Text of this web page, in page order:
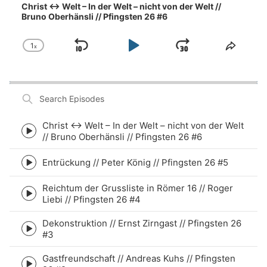
OBC
Spenden
Player
Christ ↔ Welt – In der Welt – nicht von der Welt //
Bruno Oberhänsli // Pfingsten 26 #6
Change
1x
Skip
Play
Jump
Share
Search
Episodes
Episode
play
icon
Christ ↔ Welt – In der Welt – nicht von der Welt
// Bruno Oberhänsli // Pfingsten 26 #6
Episode
play
icon
Entrückung // Peter König // Pfingsten 26 #5
Episode
play
icon
Reichtum der Grussliste in Römer 16 // Roger
Liebi // Pfingsten 26 #4
Episode
play
icon
Dekonstruktion // Ernst Zirngast // Pfingsten 26
#3
Gastfreundschaft // Andreas Kuhs // Pfingsten